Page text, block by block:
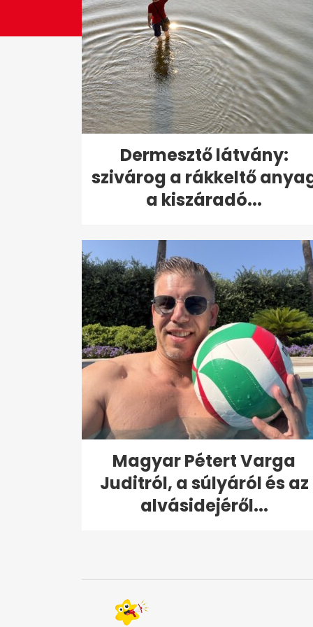
Dermesztő látvány:
szivárog a rákkeltő
a kiszáradó...
Magyar Pétert Varga
Juditról, a súlyáról és az
alvásidejéről...